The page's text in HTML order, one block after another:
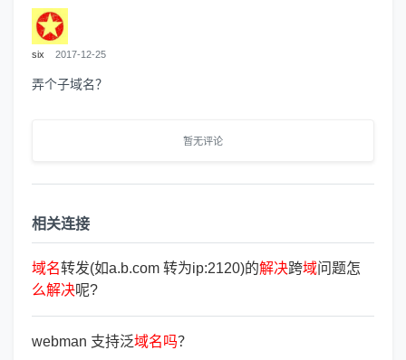
six 2017-12-25
弄个子域名？
暂无评论
相关连接
域名转发(如a.b.com 转为ip:2120)的解决跨域问题怎
么解决呢?
webman 支持泛域名 吗？